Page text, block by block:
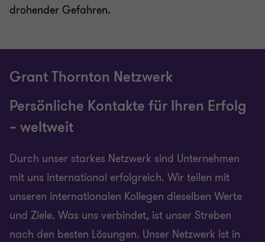
drohender Gefahren.
Grant Thornton Netzwerk
Persönliche Kontakte für Ihren Erfolg
– weltweit
Durch unser starkes Netzwerk sind Unternehmen
mit uns international erfolgreich. Wir teilen mit
unseren internationalen Kollegen dieselben Werte
und Ziele. Was uns verbindet, ist unser Streben
nach den besten Lösungen. Unser Netzwerk ist in